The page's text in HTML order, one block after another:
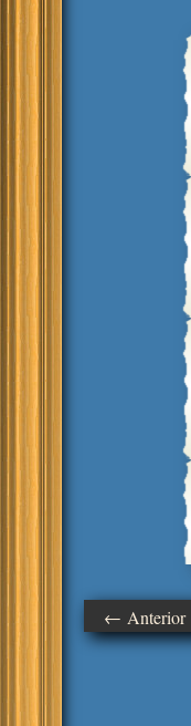
← Anterior